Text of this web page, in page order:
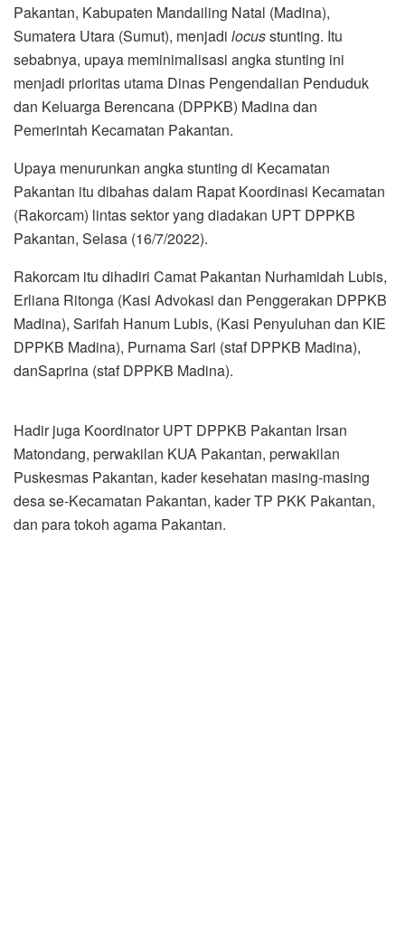
Pakantan, Kabupaten Mandailing Natal (Madina),
Sumatera Utara (Sumut), menjadi locusstunting. Itu
sebabnya, upaya meminimalisasi angka stunting ini
menjadi prioritas utama Dinas Pengendalian Penduduk
dan Keluarga Berencana (DPPKB) Madina dan
Pemerintah Kecamatan Pakantan.
Upaya menurunkan angka stunting di Kecamatan
Pakantan itu dibahas dalam Rapat Koordinasi Kecamatan
(Rakorcam) lintas sektor yang diadakan UPT DPPKB
Pakantan, Selasa (16/7/2022).
Rakorcam itu dihadiri Camat Pakantan Nurhamidah Lubis,
Erliana Ritonga (Kasi Advokasi dan Penggerakan DPPKB
Madina), Sarifah Hanum Lubis, (Kasi Penyuluhan dan KIE
DPPKB Madina), Purnama Sari (staf DPPKB Madina),
danSaprina (staf DPPKB Madina).
Hadir juga Koordinator UPT DPPKB Pakantan Irsan
Matondang, perwakilan KUA Pakantan, perwakilan
Puskesmas Pakantan, kader kesehatan masing-masing
desa se-Kecamatan Pakantan, kader TP PKK Pakantan,
dan para tokoh agama Pakantan.